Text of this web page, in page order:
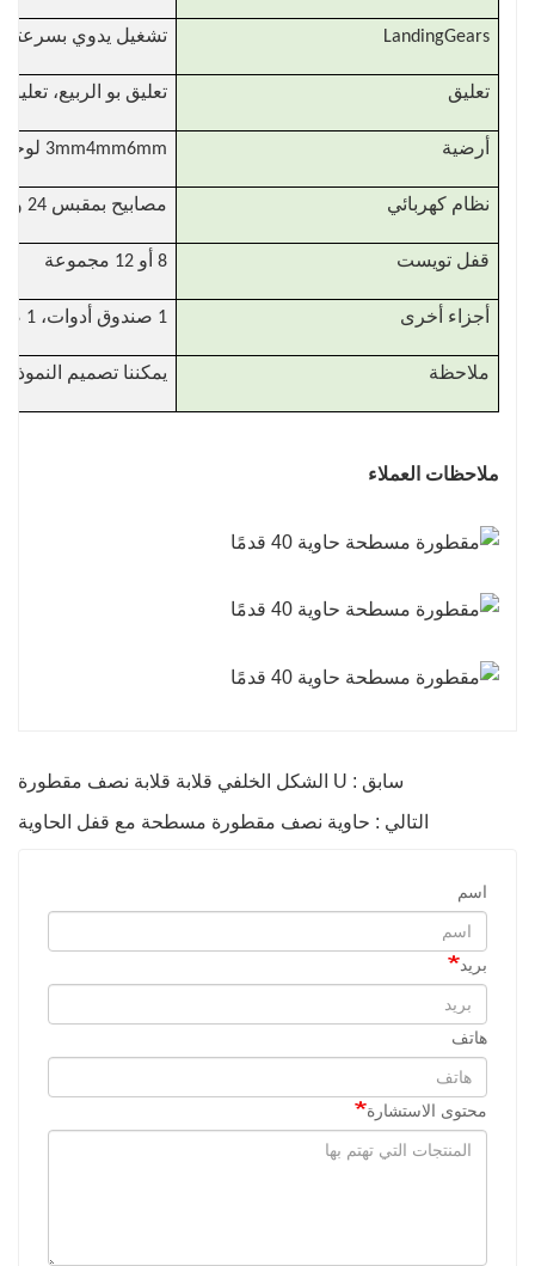
LandingGears تشغيل يدوي بسرعتين للخدمة
تعليق تعليق بو الربيع،
أرضية 3mm4mm6mm لوحة الصلب الماس
نظام كهربائي مصابيح بمقبس 24 وات 7 أساسية وفقًا للمعايير الأوروبية (مناسبة لجميع الأسواق)
قفل تويست 8 أو 12 مجموعة
أجزاء أخرى 1 صندوق أدوات، 1 صاروخ إطار احتياطي
ملاحظة يمكننا تصميم
ملاحظات العملاء
سابق : U الشكل الخلفي قلابة قلابة نصف مقطورة
التالي : حاوية نصف مقطورة مسطحة مع قفل الحاوية
اسم
بريد
هاتف
محتوى الاستشارة